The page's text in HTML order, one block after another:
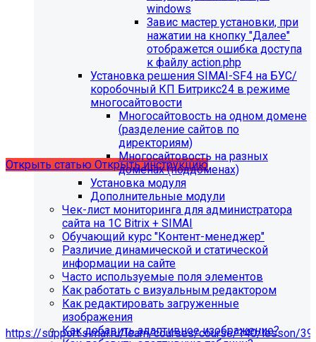
будет ограничена поддержка продуктов на
PHP версии ниже 8.2.Рекомендуемая версия PHP - 8.4
будет ограничена поддержка продуктов на
MySql версии ниже 8.0.0.Рекомендуемая версия MySql
Открыть статью Открыть инструкцию
Мы подготовили чек-лист администратора сайта:
https://support.simai.ru/learn/courses/course/140/lesson/
windows
Завис мастер установки, при
нажатии на кнопку "Далее"
отображется ошибка доступа
к файлу action.php
Установка решения SIMAI-SF4 на БУС/
коробочный КП Битрикс24 в режиме
многосайтовости
Многосайтовость на одном домене
(разделение сайтов по
директориям)
Многосайтовость на разных
доменах (поддоменах)
Установка модуля
Дополнительные модули
Чек-лист мониторинга для администратора
сайта на 1С Bitrix + SIMAI
Обучающий курс "Контент-менеджер"
Различие динамической и статической
информации на сайте
Часто используемые поля элементов
Как работать с визуальным редактором
Как редактировать загруженные
изображения
Как добавить адаптивное изображение?